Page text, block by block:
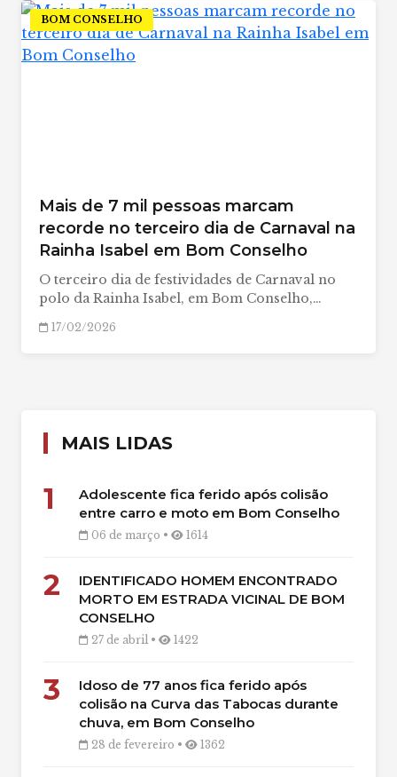
BOM CONSELHO
Mais de 7 mil pessoas marcam
recorde no terceiro dia de Carnaval na
Rainha Isabel em Bom Conselho
O terceiro dia de festividades de Carnaval no
polo da Rainha Isabel, em Bom Conselho,…
17/02/2026
MAIS LIDAS
1
Adolescente fica ferido após colisão
entre carro e moto em Bom Conselho
06 de março • 1614
2
IDENTIFICADO HOMEM ENCONTRADO
MORTO EM ESTRADA VICINAL DE BOM
CONSELHO
27 de abril • 1422
3
Idoso de 77 anos fica ferido após
colisão na Curva das Tabocas durante
chuva, em Bom Conselho
28 de fevereiro • 1362